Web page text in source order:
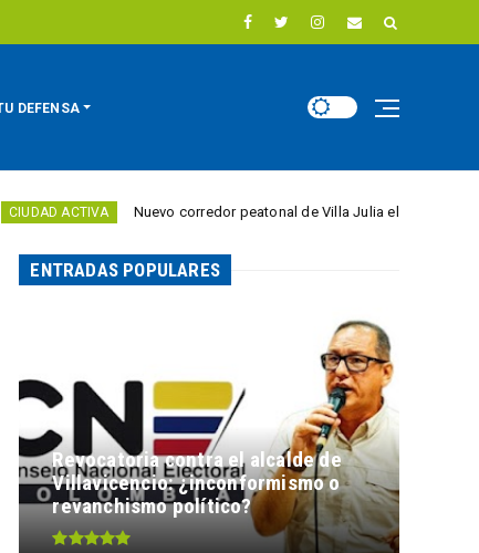
DEFENSA
Nuevo corredor peatonal de Villa Julia elimina barreras para
ENTRADAS POPULARES
Revocatoria contra el alcalde de
Villavicencio: ¿inconformismo o
revanchismo político?